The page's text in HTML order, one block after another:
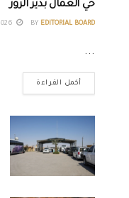
حي العمال بدير الزور
BY EDITORIAL BOARD
...
أكمل القراءة